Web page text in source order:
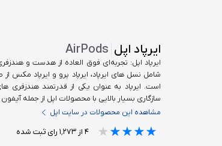
مک
آیفون
آیپد
ایرپاد
ایرپاد اپل AirPods
ایرپاد اپل: تجربه‌ای فوق العاده از هدست و
شامل نسل های ایرپاد، ایرپاد پرو و ایرپاد مکس
است. ایرپاد به عنوان یکی از قدرتمند هندزفری
سازگاری بسیار بالایی با محصولات اپل از جمله
مشاهده این محصولات در سایت اپل
★★★★★
★★★★★
★★★★★ ۴ از ۱٬۲۷۳ رای ثبت شده